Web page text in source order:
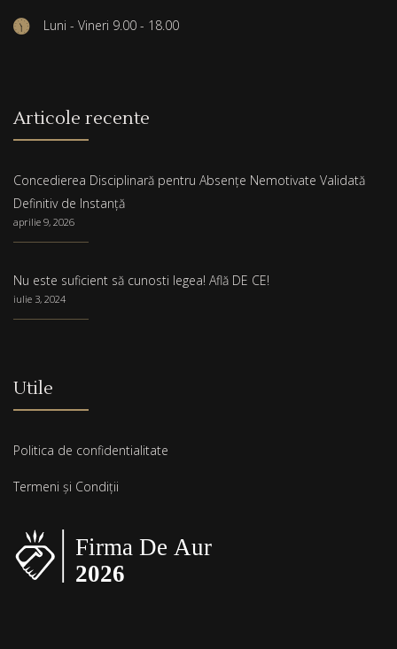
Luni - Vineri 9.00 - 18.00
Articole recente
Concedierea Disciplinară pentru Absențe Nemotivate Validată
Definitiv de Instanță
aprilie 9, 2026
Nu este suficient să cunosti legea! Află DE CE!
iulie 3, 2024
Utile
Politica de confidentialitate
Termeni și Condiții